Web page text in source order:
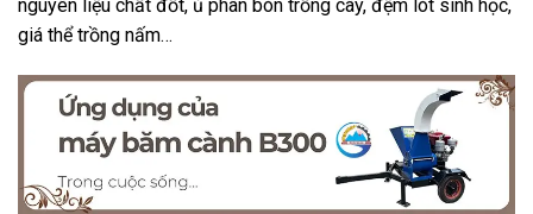
nguyên liệu chất đốt, ủ phân bón trồng cây, đệm lót sinh học,
giá thể trồng nấm…